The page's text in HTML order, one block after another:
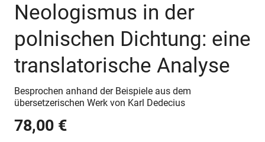
Neologismus in der
polnischen Dichtung: eine
translatorische Analyse
Besprochen anhand der Beispiele aus dem
übersetzerischen Werk von Karl Dedecius
78,00 €